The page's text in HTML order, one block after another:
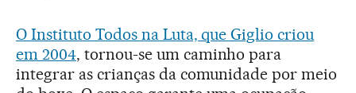
O Instituto Todos na Luta, que Giglio criou
em 2004, tornou-se um caminho para
integrar as crianças da comunidade por meio